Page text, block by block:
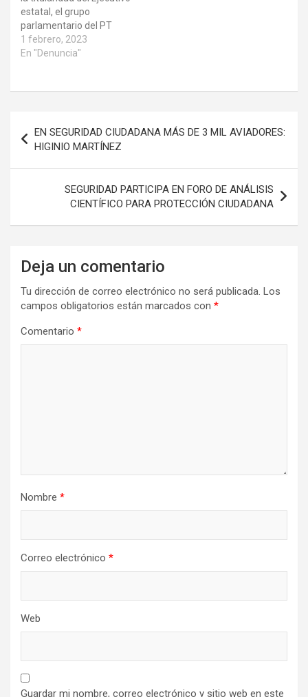
estatal, el grupo
parlamentario del PT
estará atento a que en
ningún momento se
mediante el uso y entrega
el voto de la población,
afirmó el…
1 febrero, 2023
En "Denuncia"
de
entradas
EN SEGURIDAD CIUDADANA MÁS DE 3 MIL AVIADORES:
HIGINIO MARTÍNEZ
SEGURIDAD PARTICIPA EN FORO DE ANÁLISIS
CIENTÍFICO PARA PROTECCIÓN CIUDADANA
Deja un comentario
Tu dirección de correo electrónico no será publicada. Los
campos obligatorios están marcados con *
Comentario *
Nombre *
Correo electrónico *
Web
Guardar mi nombre, correo electrónico y sitio web en este